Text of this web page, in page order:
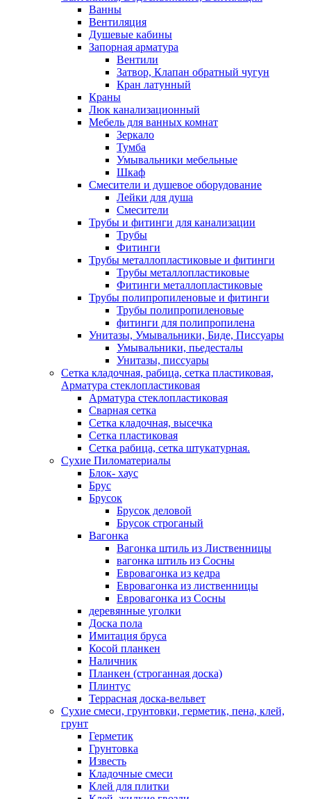
Ванны
Вентиляция
Душевые кабины
Запорная арматура
Вентили
Затвор, Клапан обратный чугун
Кран латунный
Краны
Люк канализационный
Мебель для ванных комнат
Зеркало
Тумба
Умывальники мебельные
Шкаф
Смесители и душевое оборудование
Лейки для душа
Смесители
Трубы и фитинги для канализации
Трубы
Фитинги
Трубы металлопластиковые и фитинги
Трубы металлопластиковые
Фитинги металлопластиковые
Трубы полипропиленовые и фитинги
Трубы полипропиленовые
фитинги для полипропилена
Унитазы, Умывальники, Биде, Писсуары
Умывальники, пьедесталы
Унитазы, писсуары
Сетка кладочная, рабица, сетка пластиковая,
Арматура стеклопластиковая
Арматура стеклопластиковая
Сварная сетка
Сетка кладочная, высечка
Сетка пластиковая
Сетка рабица, сетка штукатурная.
Сухие Пиломатериалы
Блок- хаус
Брус
Брусок
Брусок деловой
Брусок строганый
Вагонка
Вагонка штиль из Лиственницы
вагонка штиль из Сосны
Евровагонка из кедра
Евровагонка из лиственницы
Евровагонка из Сосны
деревянные уголки
Доска пола
Имитация бруса
Косой планкен
Наличник
Планкен (строганная доска)
Плинтус
Террасная доска-вельвет
Сухие смеси, грунтовки, герметик, пена, клей,
грунт
Герметик
Грунтовка
Известь
Кладочные смеси
Клей для плитки